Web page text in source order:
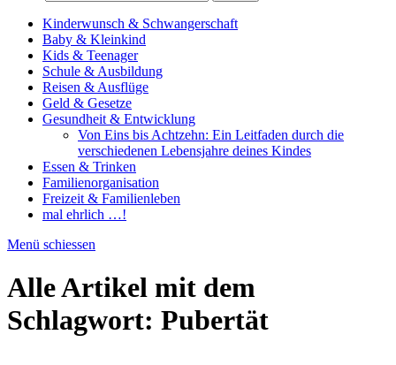
Kinderwunsch & Schwangerschaft
Baby & Kleinkind
Kids & Teenager
Schule & Ausbildung
Reisen & Ausflüge
Geld & Gesetze
Gesundheit & Entwicklung
Von Eins bis Achtzehn: Ein Leitfaden durch die
verschiedenen Lebensjahre deines Kindes
Essen & Trinken
Familienorganisation
Freizeit & Familienleben
mal ehrlich …!
Menü schiessen
Alle Artikel mit dem
Schlagwort: Pubertät